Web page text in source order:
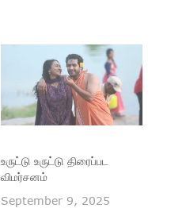
உருட்டு உருட்டு திரைப்பட
விமர்சனம்
September 9, 2025